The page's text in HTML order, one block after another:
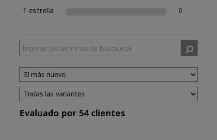
1 estrella
0
Evaluado por 54 clientes